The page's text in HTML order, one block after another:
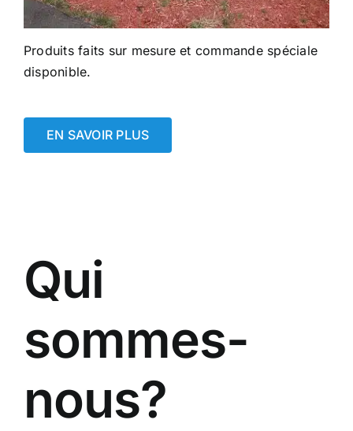
Produits faits sur mesure et commande spéciale
disponible.
EN SAVOIR PLUS
Qui
sommes-
nous?